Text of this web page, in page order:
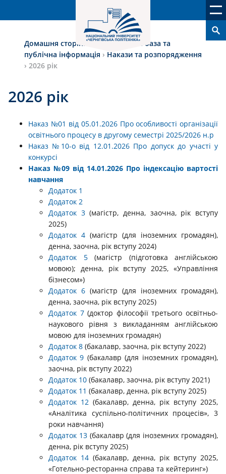
Домашня сторінка›Нормативна база та
публічна інформація › Накази та розпорядження
› 2026 рік
2026 рік
Наказ №01 від 05.01.2026 Про особливості організації
освітнього процесу в другому семестрі 2025/2026 н.р
Наказ №10-о від 12.01.2026 Про допуск до участі у
конкурсі
Наказ №09 від 14.01.2026 Про індексацію вартості
навчання
Додаток 1
Додаток 2
Додаток 3(магістр, денна, заочна, рік вступу
2025)
Додаток 4 (магістр (для іноземних громадян),
денна, заочна, рік вступу 2024)
Додаток 5(магістр (підготовка англійською
мовою); денна, рік вступу 2025, «Управління
бізнесом»)
Додаток 6 (магістр (для іноземних громадян),
денна, заочна, рік вступу 2025)
Додаток 7(доктор філософії третього освітньо-
наукового рівня з викладанням англійською
мовою для іноземних громадян)
Додаток 8 (бакалавр, заочна, рік вступу 2022)
Додаток 9 (бакалавр (для іноземних громадян),
заочна, рік вступу 2022)
Додаток 10 (бакалавр, заочна, рік вступу 2021)
Додаток 11 (бакалавр, денна, рік вступу 2025)
Додаток 12 (бакалавр, денна, рік вступу 2025,
«Аналітика суспільно-політичних процесів», 3
роки навчання)
Додаток 13(бакалавр (для іноземних громадян),
денна, рік вступу 2025)
Додаток 14 (бакалавр, денна, рік вступу 2025,
«Готельно-ресторанна справа та кейтеринг»)